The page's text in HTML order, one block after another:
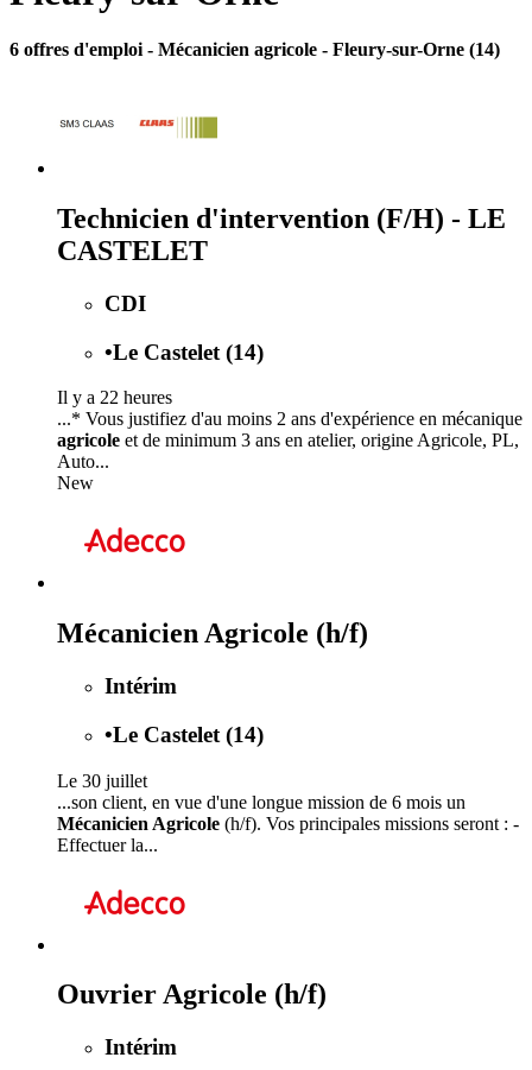
6 offres d'emploi - Mécanicien agricole - Fleury-sur-Orne (14)
Technicien d'intervention (F/H) - LE
CASTELET
CDI
•Le Castelet (14)
Il y a 22 heures
...* Vous justifiez d'au moins 2 ans d'expérience en mécanique
agricole et de minimum 3 ans en atelier, origine Agricole, PL,
Auto...
New
Mécanicien Agricole (h/f)
Intérim
•Le Castelet (14)
Le 30 juillet
...son client, en vue d'une longue mission de 6 mois un
Mécanicien Agricole (h/f). Vos principales missions seront : -
Effectuer la...
Ouvrier Agricole (h/f)
Intérim